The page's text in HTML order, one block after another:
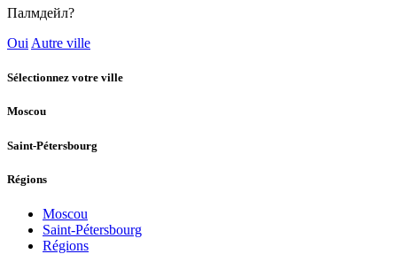
Палмдейл?
Oui Autre ville
Sélectionnez votre ville
Moscou
Saint-Pétersbourg
Régions
Moscou
Saint-Pétersbourg
Régions